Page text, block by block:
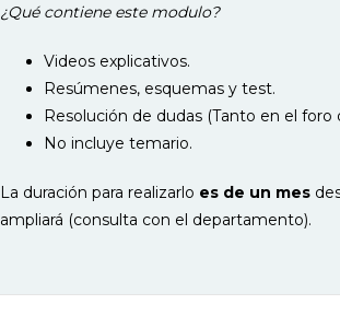
¿Qué contiene este modulo?
Videos explicativos.
Resúmenes, esquemas y test.
Resolución de dudas (Tanto en el
No incluye temario.
La duración para realizarlo es de un mes
ampliará (consulta con el departamento).